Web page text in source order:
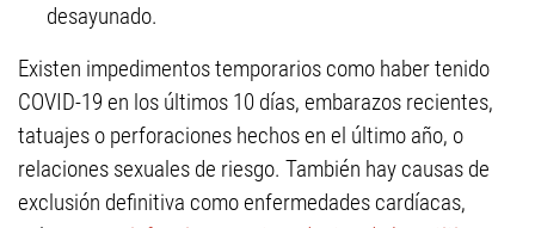
desayunado.
Existen impedimentos temporarios como haber tenido
COVID-19 en los últimos 10 días, embarazos recientes,
tatuajes o perforaciones hechos en el último año, o
relaciones sexuales de riesgo. También hay causas de
exclusión definitiva como enfermedades cardíacas,